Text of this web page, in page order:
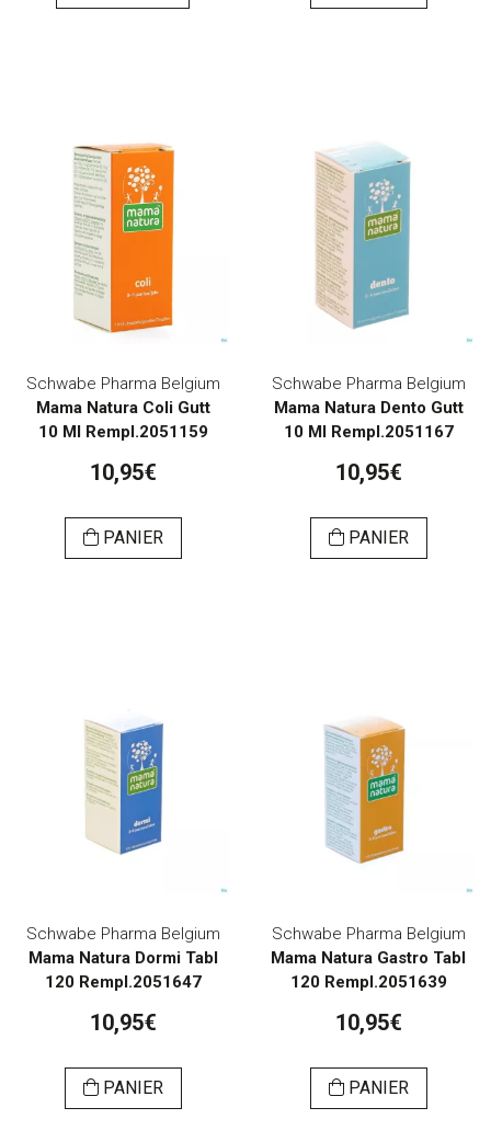
Schwabe Pharma Belgium
Mama Natura Coli Gutt
10 Ml Rempl.2051159
10,95€
PANIER
Schwabe Pharma Belgium
Mama Natura Dento Gutt
10 Ml Rempl.2051167
10,95€
PANIER
Schwabe Pharma Belgium
Mama Natura Dormi Tabl
120 Rempl.2051647
10,95€
PANIER
Schwabe Pharma Belgium
Mama Natura Gastro Tabl
120 Rempl.2051639
10,95€
PANIER